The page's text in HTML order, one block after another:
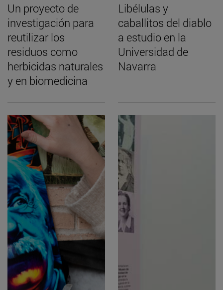
Un proyecto de
investigación para
reutilizar los
residuos como
herbicidas naturales
y en biomedicina
Libélulas y
caballitos del diablo
a estudio en la
Universidad de
Navarra